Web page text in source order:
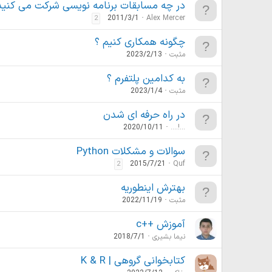
در چه مسابقات برنامه نویسی شرکت می
Alex Mercer
2011/3/1
2
چگونه همکاری کنیم ؟
مثبت 2023/2/13
به کدامین پلتفرم ؟
مثبت 2023/1/4
در راه حرفه ای شدن
....!...
2020/10/11
سوالات و مشکلات Python
Quf
2015/7/21
2
بهترش اینطوریه
مثبت 2022/11/19
آموزش ++c
نیما بشیری 2018/7/1
کتابخوانی گروهی | K & R